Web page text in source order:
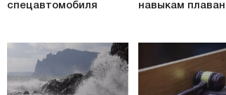
спецавтомобиля
навыкам